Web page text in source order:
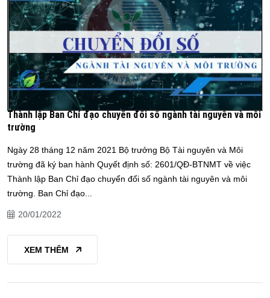
Thành lập Ban Chỉ đạo chuyển đổi số ngành tài nguyên và môi
trường
Ngày 28 tháng 12 năm 2021 Bộ trưởng Bộ Tài nguyên và Môi
trường đã ký ban hành Quyết định số: 2601/QĐ-BTNMT về việc
Thành lập Ban Chỉ đạo chuyển đổi số ngành tài nguyên và môi
trường. Ban Chỉ đạo...
20/01/2022
XEM THÊM